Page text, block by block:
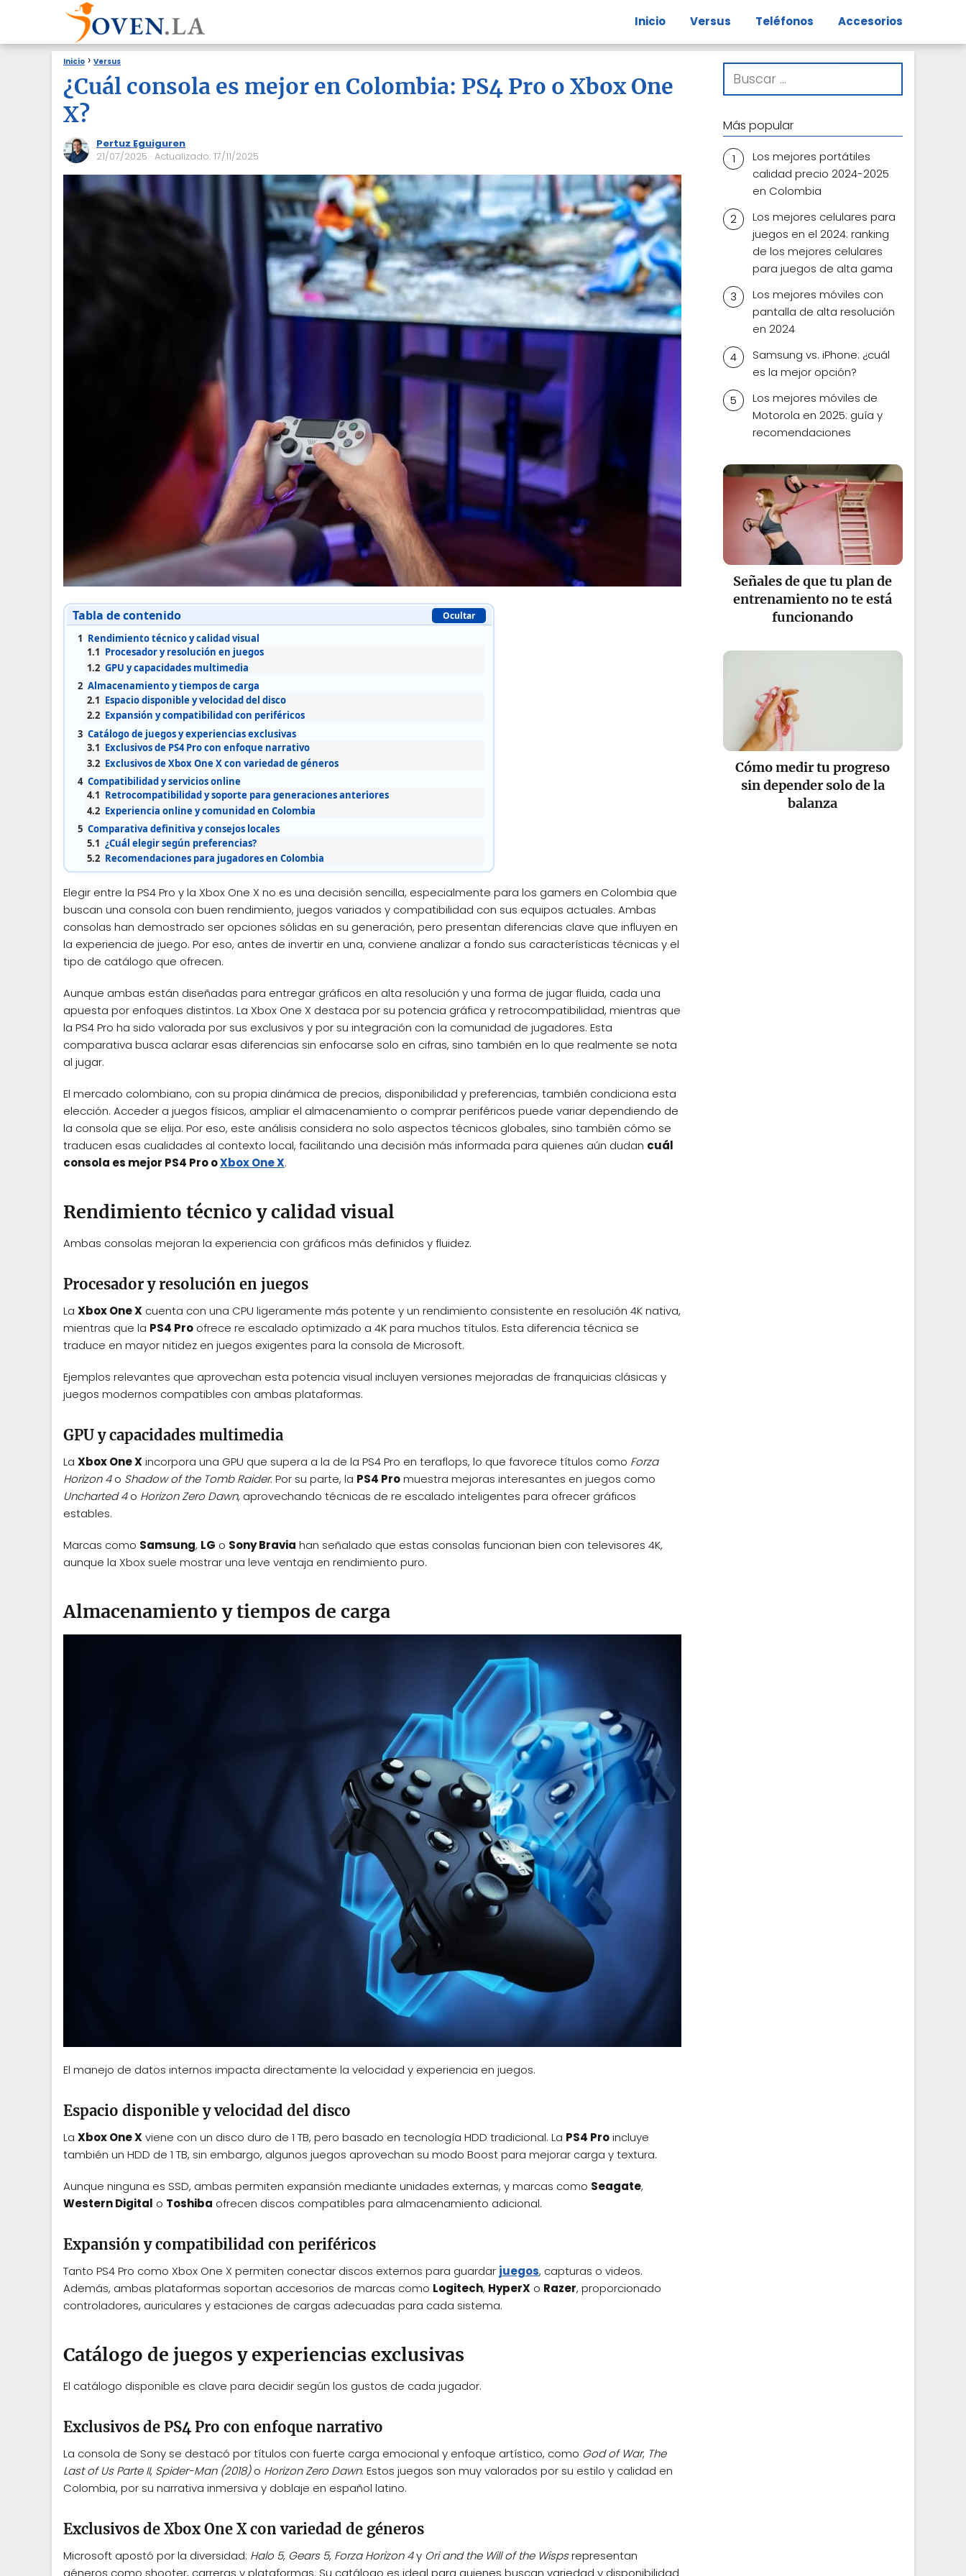
Inicio Versus Teléfonos Accesorios
Inicio Versus
¿Cuál consola es mejor en Colombia: PS4 Pro o Xbox One
X?
Pertuz Eguiguren
21/07/2025 · Actualizado: 17/11/2025
Tabla de contenido Ocultar
1 Rendimiento técnico y calidad visual
1.1 Procesador y resolución en juegos
1.2 GPU y capacidades multimedia
2 Almacenamiento y tiempos de carga
2.1 Espacio disponible y velocidad del disco
2.2 Expansión y compatibilidad con periféricos
3 Catálogo de juegos y experiencias exclusivas
3.1 Exclusivos de PS4 Pro con enfoque narrativo
3.2 Exclusivos de Xbox One X con variedad de géneros
4 Compatibilidad y servicios online
4.1 Retrocompatibilidad y soporte para generaciones anteriores
4.2 Experiencia online y comunidad en Colombia
5 Comparativa definitiva y consejos locales
5.1 ¿Cuál elegir según preferencias?
5.2 Recomendaciones para jugadores en Colombia
Elegir entre la PS4 Pro y la Xbox One X no es una decisión sencilla, especialmente para los gamers en Colombia que
buscan una consola con buen rendimiento, juegos variados y compatibilidad con sus equipos actuales. Ambas
consolas han demostrado ser opciones sólidas en su generación, pero presentan diferencias clave que influyen en
la experiencia de juego. Por eso, antes de invertir en una, conviene analizar a fondo sus características técnicas y el
tipo de catálogo que ofrecen.
Aunque ambas están diseñadas para entregar gráficos en alta resolución y una forma de jugar fluida, cada una
apuesta por enfoques distintos. La Xbox One X destaca por su potencia gráfica y retrocompatibilidad, mientras que
la PS4 Pro ha sido valorada por sus exclusivos y por su integración con la comunidad de jugadores. Esta
comparativa busca aclarar esas diferencias sin enfocarse solo en cifras, sino también en lo que realmente se nota
al jugar.
El mercado colombiano, con su propia dinámica de precios, disponibilidad y preferencias, también condiciona esta
elección. Acceder a juegos físicos, ampliar el almacenamiento o comprar periféricos puede variar dependiendo de
la consola que se elija. Por eso, este análisis considera no solo aspectos técnicos globales, sino también cómo se
traducen esas cualidades al contexto local, facilitando una decisión más informada para quienes aún dudan cuál
consola es mejor PS4 Pro oXbox One X.
Rendimiento técnico y calidad visual
Ambas consolas mejoran la experiencia con gráficos más definidos y fluidez.
Procesador y resolución en juegos
La Xbox One X cuenta con una CPU ligeramente más potente y un rendimiento consistente en resolución 4K nativa,
mientras que la PS4 Pro ofrece re escalado optimizado a 4K para muchos títulos. Esta diferencia técnica se
traduce en mayor nitidez en juegos exigentes para la consola de Microsoft.
Ejemplos relevantes que aprovechan esta potencia visual incluyen versiones mejoradas de franquicias clásicas y
juegos modernos compatibles con ambas plataformas.
GPU y capacidades multimedia
La Xbox One X incorpora una GPU que supera a la de la PS4 Pro en teraflops, lo que favorece títulos como Forza
Horizon 4o Shadow of the Tomb Raider. Por su parte, la PS4 Promuestra mejoras interesantes en juegos como
Uncharted 4o Horizon Zero Dawn, aprovechando técnicas de re escalado inteligentes para ofrecer gráficos
estables.
Marcas como Samsung, LG o Sony Bravia han señalado que estas consolas funcionan bien con televisores 4K,
aunque la Xbox suele mostrar una leve ventaja en rendimiento puro.
Almacenamiento y tiempos de carga
El manejo de datos internos impacta directamente la velocidad y experiencia en juegos.
Espacio disponible y velocidad del disco
La Xbox One X viene con un disco duro de 1 TB, pero basado en tecnología HDD tradicional. La PS4 Proincluye
también un HDD de 1 TB, sin embargo, algunos juegos aprovechan su modo Boost para mejorar carga y textura.
Aunque ninguna es SSD, ambas permiten expansión mediante unidades externas, y marcas como Seagate,
Western Digital o Toshiba ofrecen discos compatibles para almacenamiento adicional.
Expansión y compatibilidad con periféricos
Tanto PS4 Pro como Xbox One X permiten conectar discos externos para guardar juegos, capturas o videos.
Además, ambas plataformas soportan accesorios de marcas como Logitech, HyperX o Razer, proporcionado
controladores, auriculares y estaciones de cargas adecuadas para cada sistema.
Catálogo de juegos y experiencias exclusivas
El catálogo disponible es clave para decidir según los gustos de cada jugador.
Exclusivos de PS4 Pro con enfoque narrativo
La consola de Sony se destacó por títulos con fuerte carga emocional y enfoque artístico, como God of War, The
Last of Us Parte II, Spider-Man (2018)o Horizon Zero Dawn. Estos juegos son muy valorados por su estilo y calidad en
Colombia, por su narrativa inmersiva y doblaje en español latino.
Exclusivos de Xbox One X con variedad de géneros
Microsoft apostó por la diversidad: Halo 5, Gears 5, Forza Horizon 4y Ori and the Will of the Wispsrepresentan
géneros como shooter, carreras y plataformas. Su catálogo es ideal para quienes buscan variedad y disponibilidad
Más popular
Los mejores portátiles
calidad precio 2024-2025
en Colombia
Los mejores celulares para
juegos en el 2024: ranking
de los mejores celulares
para juegos de alta gama
Los mejores móviles con
pantalla de alta resolución
en 2024
Samsung vs. iPhone: ¿cuál
es la mejor opción?
Los mejores móviles de
Motorola en 2025: guía y
recomendaciones
Señales de que tu plan de
entrenamiento no te está
funcionando
Cómo medir tu progreso
sin depender solo de la
balanza